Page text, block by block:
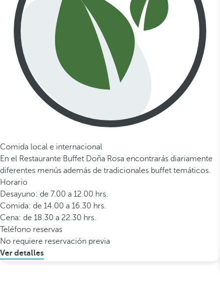
Comida local e internacional
En el Restaurante Buffet Doña Rosa encontrarás diariamente
diferentes menús además de tradicionales buffet temáticos.
Horario
Desayuno: de 7.00 a 12.00 hrs.
Comida: de 14.00 a 16.30 hrs.
Cena: de 18.30 a 22.30 hrs.
Teléfono reservas
No requiere reservación previa
Ver detalles